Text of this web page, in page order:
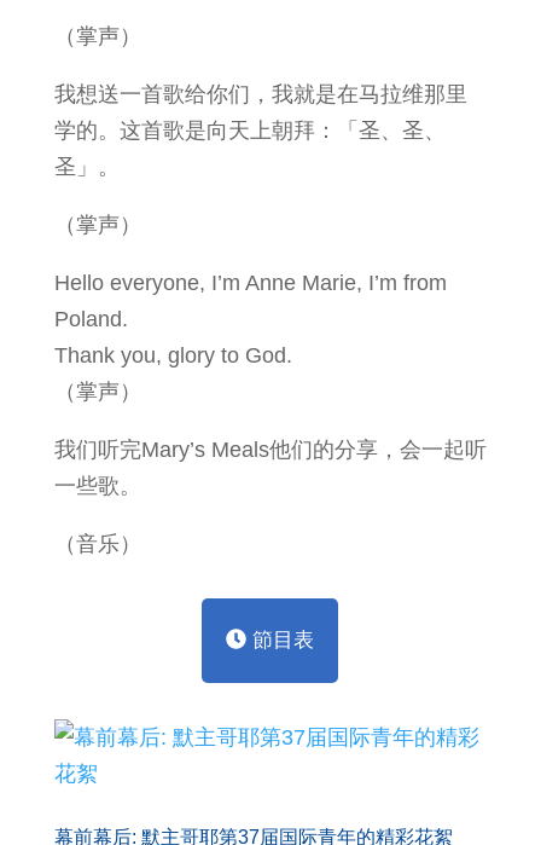
（掌声）
我想送一首歌给你们，我就是在马拉维那里
学的。这首歌是向天上朝拜：「圣、圣、
圣」。
（掌声）
Hello everyone, I’m Anne Marie, I’m from
Poland.
Thank you, glory to God.
（掌声）
我们听完Mary’s Meals他们的分享，会一起听
一些歌。
（音乐）
節目表
幕前幕后: 默主哥耶第37届国际青年的精彩花絮